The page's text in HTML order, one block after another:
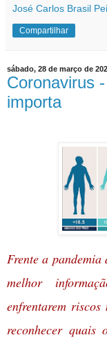
José Carlos Brasil
Compartilhar
sábado, 28 de março de
Coronavirus
importa
Frente a
melhor
enfrentarem
reconhecer quais